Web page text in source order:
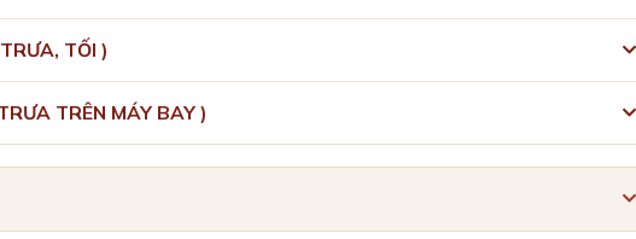
TỐI )
TRÊN MÁY BAY )